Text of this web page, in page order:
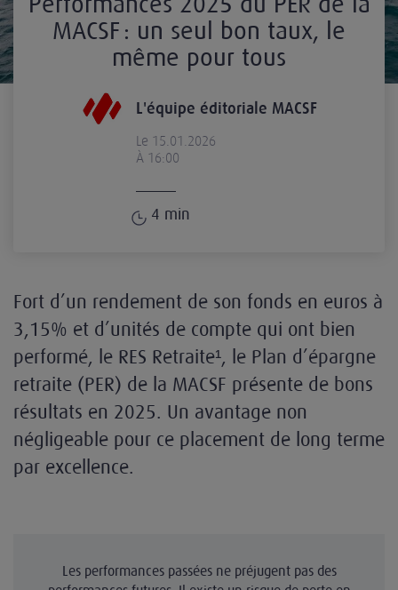
MACSF : un seul bon taux, le
même pour tous
L'équipe éditoriale MACSF
Le 15.01.2026
À 16:00
4 min
Fort d’un rendement de son fonds en euros à
3,15% et d’unités de compte qui ont bien
performé, le RES Retraite¹, le Plan d’épargne
retraite (PER) de la MACSF présente de bons
résultats en 2025. Un avantage non
négligeable pour ce placement de long terme
par excellence.
Les performances passées ne préjugent pas des